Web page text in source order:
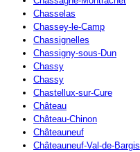
Chasselas
Chassey-le-Camp
Chassignelles
Chassigny-sous-Dun
Chassy
Chassy
Chastellux-sur-Cure
Château
Château-Chinon
Châteauneuf
Châteauneuf-Val-de-Bargis